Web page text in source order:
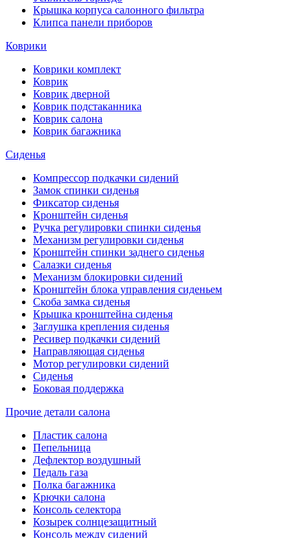
Крышка корпуса салонного фильтра
Клипса панели приборов
Коврики
Коврики комплект
Коврик
Коврик дверной
Коврик подстаканника
Коврик салона
Коврик багажника
Сиденья
Компрессор подкачки сидений
Замок спинки сиденья
Фиксатор сиденья
Кронштейн сиденья
Ручка регулировки спинки сиденья
Механизм регулировки сиденья
Кронштейн спинки заднего сиденья
Салазки сиденья
Механизм блокировки сидений
Кронштейн блока управления сиденьем
Скоба замка сиденья
Крышка кронштейна сиденья
Заглушка крепления сиденья
Ресивер подкачки сидений
Направляющая сиденья
Мотор регулировки сидений
Сиденья
Боковая поддержка
Прочие детали салона
Пластик салона
Пепельница
Дефлектор воздушный
Педаль газа
Полка багажника
Крючки салона
Консоль селектора
Козырек солнцезащитный
Консоль между сидений